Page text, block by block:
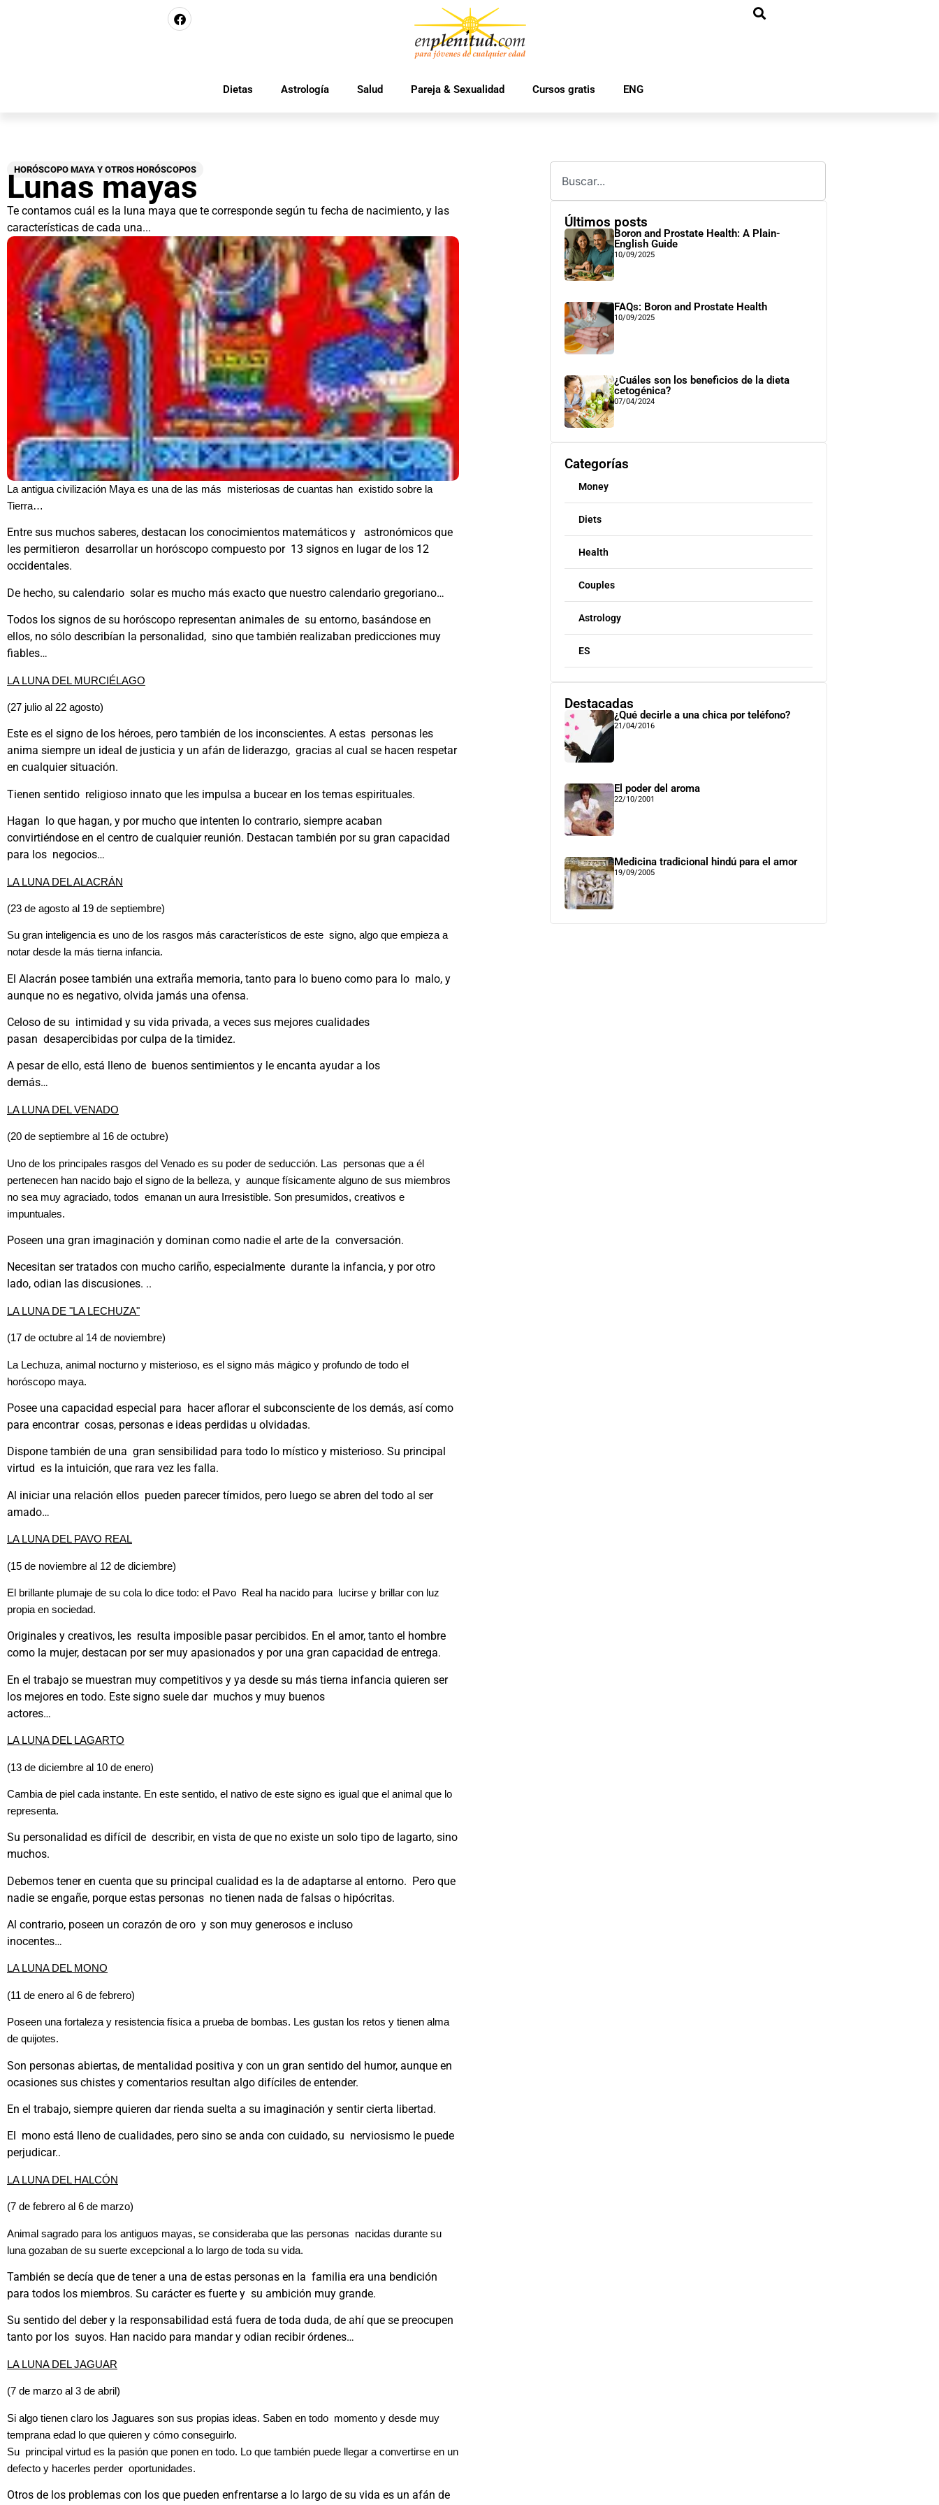
Dietas Astrología Salud Pareja & Sexualidad Cursos gratis ENG
HORÓSCOPO MAYA Y OTROS HORÓSCOPOS
Lunas mayas
Te contamos cuál es la luna maya que te corresponde según tu fecha de nacimiento, y las
características de cada una...
La antigua civilización Maya es una de las más misteriosas de cuantas han existido sobre la
Tierra…
Entre sus muchos saberes, destacan los conocimientos matemáticos y astronómicos que
les permitieron desarrollar un horóscopo compuesto por 13 signos en lugar de los 12
occidentales.
De hecho, su calendario solar es mucho más exacto que nuestro calendario gregoriano…
Todos los signos de su horóscopo representan animales de su entorno, basándose en
ellos, no sólo describían la personalidad, sino que también realizaban predicciones muy
fiables…
LA LUNA DEL MURCIÉLAGO
(27 julio al 22 agosto)
Este es el signo de los héroes, pero también de los inconscientes. A estas personas les
anima siempre un ideal de justicia y un afán de liderazgo, gracias al cual se hacen respetar
en cualquier situación.
Tienen sentido religioso innato que les impulsa a bucear en los temas espirituales.
Hagan lo que hagan, y por mucho que intenten lo contrario, siempre acaban
convirtiéndose en el centro de cualquier reunión. Destacan también por su gran capacidad
para los negocios…
LA LUNA DEL ALACRÁN
(23 de agosto al 19 de septiembre)
Su gran inteligencia es uno de los rasgos más característicos de este signo, algo que empieza a
notar desde la más tierna infancia.
El Alacrán posee también una extraña memoria, tanto para lo bueno como para lo malo, y
aunque no es negativo, olvida jamás una ofensa.
Celoso de su intimidad y su vida privada, a veces sus mejores cualidades
pasan desapercibidas por culpa de la timidez.
A pesar de ello, está lleno de buenos sentimientos y le encanta ayudar a los
demás…
LA LUNA DEL VENADO
(20 de septiembre al 16 de octubre)
Uno de los principales rasgos del Venado es su poder de seducción. Las personas que a él
pertenecen han nacido bajo el signo de la belleza, y aunque físicamente alguno de sus miembros
no sea muy agraciado, todos emanan un aura Irresistible. Son presumidos, creativos e
impuntuales.
Poseen una gran imaginación y dominan como nadie el arte de la conversación.
Necesitan ser tratados con mucho cariño, especialmente durante la infancia, y por otro
lado, odian las discusiones. ..
LA LUNA DE "LA LECHUZA"
(17 de octubre al 14 de noviembre)
La Lechuza, animal nocturno y misterioso, es el signo más mágico y profundo de todo el
horóscopo maya.
Posee una capacidad especial para hacer aflorar el subconsciente de los demás, así como
para encontrar cosas, personas e ideas perdidas u olvidadas.
Dispone también de una gran sensibilidad para todo lo místico y misterioso. Su principal
virtud es la intuición, que rara vez les falla.
Al iniciar una relación ellos pueden parecer tímidos, pero luego se abren del todo al ser
amado…
LA LUNA DEL PAVO REAL
(15 de noviembre al 12 de diciembre)
El brillante plumaje de su cola lo dice todo: el Pavo Real ha nacido para lucirse y brillar con luz
propia en sociedad.
Originales y creativos, les resulta imposible pasar percibidos. En el amor, tanto el hombre
como la mujer, destacan por ser muy apasionados y por una gran capacidad de entrega.
En el trabajo se muestran muy competitivos y ya desde su más tierna infancia quieren ser
los mejores en todo. Este signo suele dar muchos y muy buenos
actores…
LA LUNA DEL LAGARTO
(13 de diciembre al 10 de enero)
Cambia de piel cada instante. En este sentido, el nativo de este signo es igual que el animal que lo
representa.
Su personalidad es difícil de describir, en vista de que no existe un solo tipo de lagarto, sino
muchos.
Debemos tener en cuenta que su principal cualidad es la de adaptarse al entorno. Pero que
nadie se engañe, porque estas personas no tienen nada de falsas o hipócritas.
Al contrario, poseen un corazón de oro y son muy generosos e incluso
inocentes…
LA LUNA DEL MONO
(11 de enero al 6 de febrero)
Poseen una fortaleza y resistencia física a prueba de bombas. Les gustan los retos y tienen alma
de quijotes.
Son personas abiertas, de mentalidad positiva y con un gran sentido del humor, aunque en
ocasiones sus chistes y comentarios resultan algo difíciles de entender.
En el trabajo, siempre quieren dar rienda suelta a su imaginación y sentir cierta libertad.
El mono está lleno de cualidades, pero sino se anda con cuidado, su nerviosismo le puede
perjudicar..
LA LUNA DEL HALCÓN
(7 de febrero al 6 de marzo)
Animal sagrado para los antiguos mayas, se consideraba que las personas nacidas durante su
luna gozaban de su suerte excepcional a lo largo de toda su vida.
También se decía que de tener a una de estas personas en la familia era una bendición
para todos los miembros. Su carácter es fuerte y su ambición muy grande.
Su sentido del deber y la responsabilidad está fuera de toda duda, de ahí que se preocupen
tanto por los suyos. Han nacido para mandar y odian recibir órdenes…
LA LUNA DEL JAGUAR
(7 de marzo al 3 de abril)
Si algo tienen claro los Jaguares son sus propias ideas. Saben en todo momento y desde muy
temprana edad lo que quieren y cómo conseguirlo.
Su principal virtud es la pasión que ponen en todo. Lo que también puede llegar a convertirse en un
defecto y hacerles perder oportunidades.
Otros de los problemas con los que pueden enfrentarse a lo largo de su vida es un afán de
Últimos posts
Boron and Prostate Health: A Plain-
English Guide
10/09/2025
FAQs: Boron and Prostate Health
10/09/2025
¿Cuáles son los beneficios de la dieta
cetogénica?
07/04/2024
Categorías
Money
Diets
Health
Couples
Astrology
ES
Destacadas
¿Qué decirle a una chica por teléfono?
21/04/2016
El poder del aroma
22/10/2001
Medicina tradicional hindú para el amor
19/09/2005